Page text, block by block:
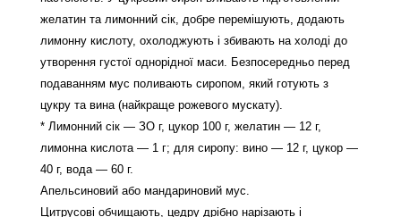
желатин та лимонний сік, добре перемішують, додають
лимонну кислоту, охолоджують і збивають на холоді до
утворення густої однорідної маси. Безпосередньо перед
подаванням мус поливають сиропом, який готують з
цукру та вина (найкраще рожевого мускату).
* Лимонний сік — ЗО г, цукор 100 г, желатин — 12 г,
лимонна кислота — 1 г; для сиропу: вино — 12 г, цукор —
40 г, вода — 60 г.
Апельсиновий або мандариновий мус.
Цитрусові обчищають, цедру дрібно нарізають і